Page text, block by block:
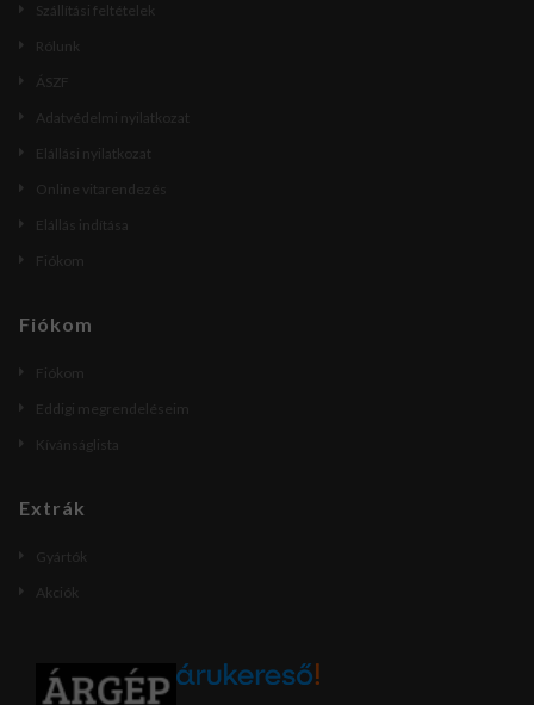
Szállítási feltételek
Rólunk
ÁSZF
Adatvédelmi nyilatkozat
Elállási nyilatkozat
Online vitarendezés
Elállás indítása
Fiókom
Fiókom
Fiókom
Eddigi megrendeléseim
Kívánságlista
Extrák
Gyártók
Akciók